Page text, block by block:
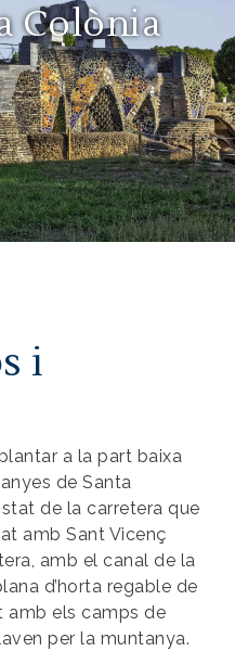
Colònia
i
a la part baixa
de Santa
de la carretera que
amb Sant Vicenç
amb el canal de la
d’horta regable de
amb els camps de
per la muntanya.